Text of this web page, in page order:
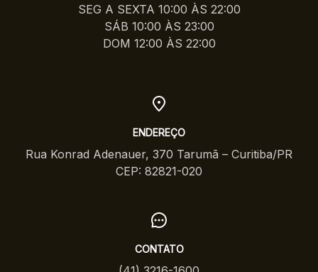
SEG A SEXTA 10:00 ÀS 22:00
SÁB 10:00 ÀS 23:00
DOM 12:00 ÀS 22:00
ENDEREÇO
Rua Konrad Adenauer, 370 Tarumã – Curitiba/PR
CEP: 82821-020
CONTATO